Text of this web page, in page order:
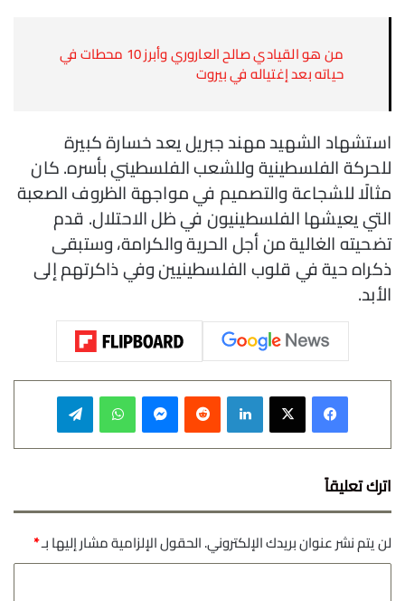
من هو القيادي صالح العاروري وأبرز 10 محطات في
حياته بعد إغتياله في بيروت
استشهاد الشهيد مهند جبريل يعد خسارة كبيرة
للحركة الفلسطينية وللشعب الفلسطيني بأسره. كان
مثالًا للشجاعة والتصميم في مواجهة الظروف الصعبة
التي يعيشها الفلسطينيون في ظل الاحتلال. قدم
تضحيته الغالية من أجل الحرية والكرامة، وستبقى
ذكراه حية في قلوب الفلسطينيين وفي ذاكرتهم إلى
الأبد.
فيسبوك ‫X لينكدإن واتساب
اترك تعليقاً
لن يتم نشر عنوان بريدك الإلكتروني.الحقول الإلزامية مشار إليها بـ*